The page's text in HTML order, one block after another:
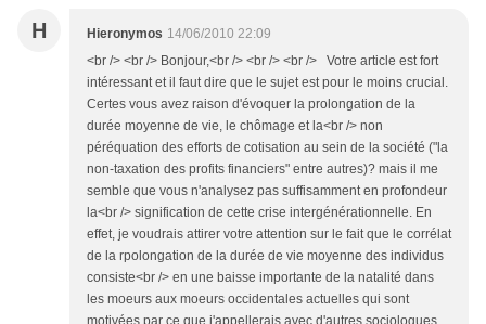
H Hieronymos 14/06/2010 22:09
<br /> <br /> Bonjour,<br /> <br /> <br /> Votre article est fort
intéressant et il faut dire que le sujet est pour le moins crucial.
Certes vous avez raison d'évoquer la prolongation de la
durée moyenne de vie, le chômage et la<br /> non
péréquation des efforts de cotisation au sein de la société ("la
non-taxation des profits financiers" entre autres)? mais il me
semble que vous n'analysez pas suffisamment en profondeur
la<br /> signification de cette crise intergénérationnelle. En
effet, je voudrais attirer votre attention sur le fait que le corrélat
de la rpolongation de la durée de vie moyenne des individus
consiste<br /> en une baisse importante de la natalité dans
les moeurs aux moeurs occidentales actuelles qui sont
motivées par ce que j'appellerais avec d'autres sociologues,